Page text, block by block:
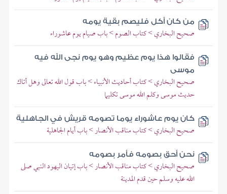
من كان أكل فليصم بقية يومه
صحيح البخاري > كتاب الصوم > باب صيام يوم عاشوراء
فقالوا هذا يوم عظيم وهو يوم نجى الله فيه
موسى
صحيح البخاري > كتاب أحاديث الأنبياء > باب قول الله تعالى وهل أتاك
حديث موسى وكلم الله موسى تكليما
كان يوم عاشوراء يوما تصومه قريش في الجاهلية
صحيح البخاري > كتاب مناقب الأنصار > باب أيام الجاهلية
نحن أحق بصومه فأمر بصومه
صحيح البخاري > كتاب مناقب الأنصار > باب إتيان اليهود النبي صلى
الله عليه وسلم حين قدم المدينة